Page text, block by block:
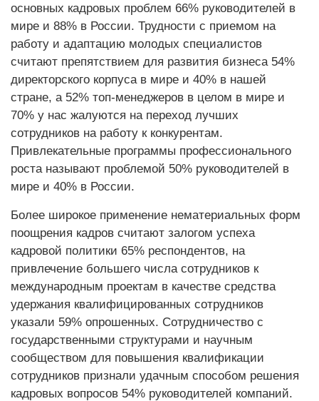
основных кадровых проблем 66% руководителей в
мире и 88% в России. Трудности с приемом на
работу и адаптацию молодых специалистов
считают препятствием для развития бизнеса 54%
директорского корпуса в мире и 40% в нашей
стране, а 52% топ-менеджеров в целом в мире и
70% у нас жалуются на переход лучших
сотрудников на работу к конкурентам.
Привлекательные программы профессионального
роста называют проблемой 50% руководителей в
мире и 40% в России.
Более широкое применение нематериальных форм
поощрения кадров считают залогом успеха
кадровой политики 65% респондентов, на
привлечение большего числа сотрудников к
международным проектам в качестве средства
удержания квалифицированных сотрудников
указали 59% опрошенных. Сотрудничество с
государственными структурами и научным
сообществом для повышения квалификации
сотрудников признали удачным способом решения
кадровых вопросов 54% руководителей компаний.